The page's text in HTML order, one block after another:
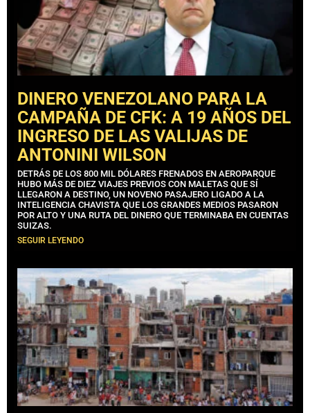
DINERO VENEZOLANO PARA LA
CAMPAÑA DE CFK: A 19 AÑOS DEL
INGRESO DE LAS VALIJAS DE
ANTONINI WILSON
DETRÁS DE LOS 800 MIL DÓLARES FRENADOS EN AEROPARQUE
HUBO MÁS DE DIEZ VIAJES PREVIOS CON MALETAS QUE SÍ
LLEGARON A DESTINO, UN NOVENO PASAJERO LIGADO A LA
INTELIGENCIA CHAVISTA QUE LOS GRANDES MEDIOS PASARON
POR ALTO Y UNA RUTA DEL DINERO QUE TERMINABA EN CUENTAS
SUIZAS.
SEGUIR LEYENDO